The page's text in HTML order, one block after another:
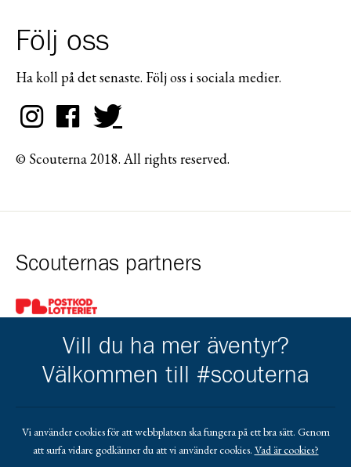
Följ oss
Ha koll på det senaste. Följ oss i sociala medier.
© Scouterna 2018. All rights reserved.
Scouternas partners
Gå till pl_50
Kårens partners
Gå till https://www.facebook.com/
Gå till https://lindgrenisandby.com/
Gå till https://Gå till https://sparbankenskane.se/
Vill du ha mer äventyr?
Välkommen till #scouterna
Vi använder cookies för att webbplatsen ska fungera på ett bra sätt. Genom
att surfa vidare godkänner du att vi använder cookies. Vad är cookies?